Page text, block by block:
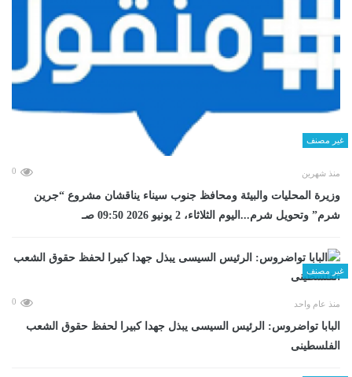
غير مصنف
منذ شهرين 0
وزيرة المحليات والبيئة ومحافظ جنوب سيناء يناقشان مشروع “جرين
شرم” وتحويل شرم...اليوم الثلاثاء، 2 يونيو 2026 09:50 صـ
غير مصنف
منذ عام واحد 0
البابا تواضروس: الرئيس السيسى يبذل جهدا كبيرا لحفظ حقوق الشعب
الفلسطينى